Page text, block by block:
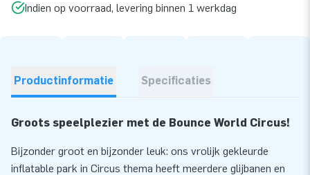
Indien op voorraad, levering binnen 1 werkdag
Productinformatie Specificaties
Groots speelplezier met de Bounce World Circus!
Bijzonder groot en bijzonder leuk: ons vrolijk gekleurde
inflatable park in Circus thema heeft meerdere glijbanen en